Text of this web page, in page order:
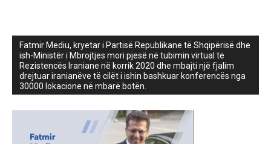
Fatmir Mediu, kryetar i Partisë Republikane të Shqipërisë dhe
ish-Ministër i Mbrojtjes mori pjesë në tubimin virtual të
Rezistencës Iraniane në korrik 2020 dhe mbajti një fjalim
drejtuar iranianëve të cilët i ishin bashkuar konferencës nga
30000 lokacione në mbarë botën.